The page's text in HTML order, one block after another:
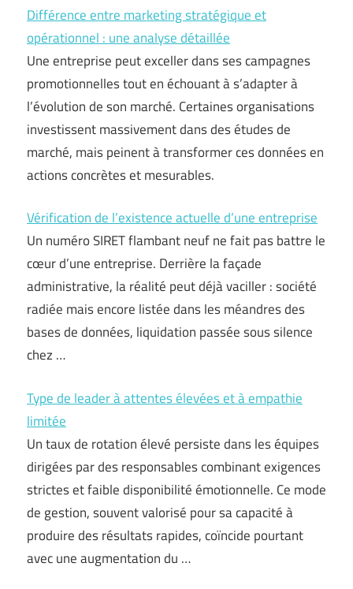
Différence entre marketing stratégique et
opérationnel : une analyse détaillée
Une entreprise peut exceller dans ses campagnes
promotionnelles tout en échouant à s’adapter à
l’évolution de son marché. Certaines organisations
investissent massivement dans des études de
marché, mais peinent à transformer ces données en
actions concrètes et mesurables.
Vérification de l’existence actuelle d’une entreprise
Un numéro SIRET flambant neuf ne fait pas battre le
cœur d’une entreprise. Derrière la façade
administrative, la réalité peut déjà vaciller : société
radiée mais encore listée dans les méandres des
bases de données, liquidation passée sous silence
chez …
Type de leader à attentes élevées et à empathie
limitée
Un taux de rotation élevé persiste dans les équipes
dirigées par des responsables combinant exigences
strictes et faible disponibilité émotionnelle. Ce mode
de gestion, souvent valorisé pour sa capacité à
produire des résultats rapides, coïncide pourtant
avec une augmentation du …